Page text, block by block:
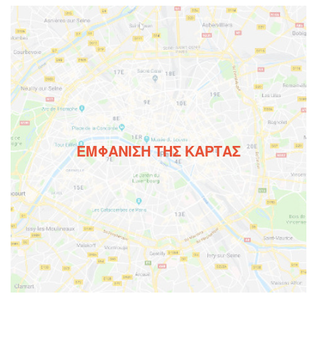
ΕΜΦΆΝΙΣΗ ΤΗΣ ΚΆΡΤΑΣ